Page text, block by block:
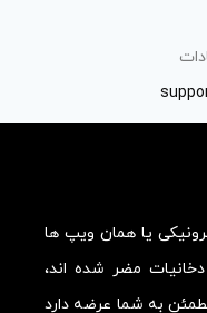
یا همان ویپ ها
مضر شده اند،
به شما عرضه دارد